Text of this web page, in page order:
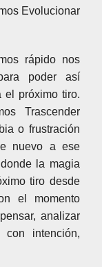
Evolucionar
rápido nos
poder así
el próximo tiro.
Trascender
o frustración
nuevo a ese
la magia
tiro desde
el momento
analizar
intención,